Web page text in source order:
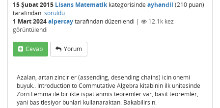
15 Şubat 2015 Lisans Matematikkategorisinde ayhandil (210 puan)
tarafından soruldu
1 Mart 2024alpercaytarafındandüzenlendi | 12.1k kez
görüntülendi
Cevap Yorum
Azalan, artan zincirler (assending, desending chains) icin onemi
buyuk.. Introduction to Commutative Algebra kitabinin ilk unitesinde
Zorn Lemma ile birlikte ispatlanmis teoremler var, basit teoremler,
yani basitlesiyor bunlari kullanaraktan. Bakabilirsin.